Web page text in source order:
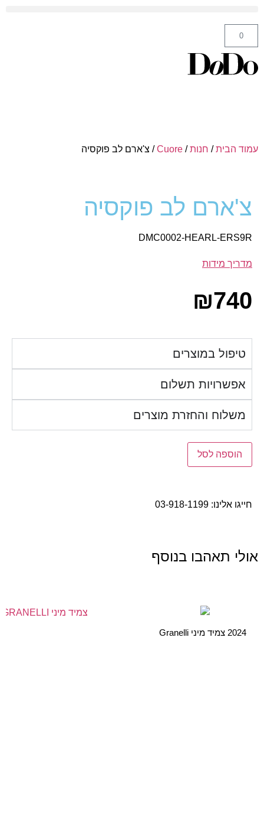
0
עמוד הבית/ חנות/
Cuore/ צ'ארם לב פוקסיה
צ'ארם לב פוקסיה
DMC0002-HEARL-ERS9R
מדריך מידות
₪740
טיפול במוצרים
אפשרויות תשלום
משלוח והחזרת מוצרים
הוספה לסל
חייגו אלינו: 03-918-1199
אולי תאהבו בנוסף
2024 צמיד מיני Granelli